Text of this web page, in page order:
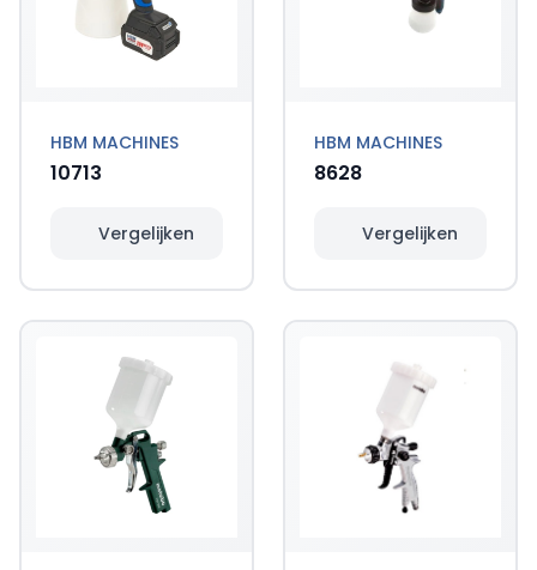
HBM MACHINES
10713
Vergelijken
HBM MACHINES
8628
Vergelijken